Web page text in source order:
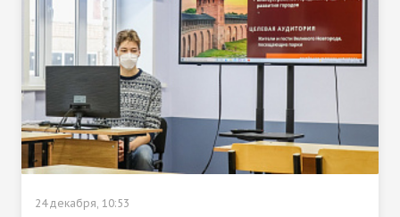
24 декабря, 10:53